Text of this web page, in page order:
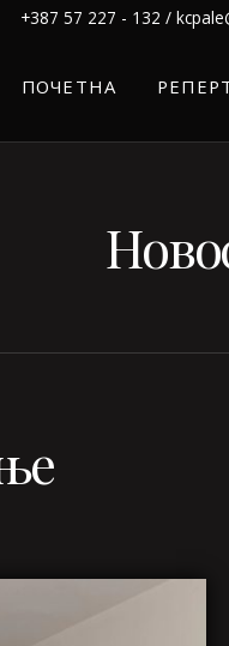
+387 57 227 - 132 /
ПОЧЕТНА